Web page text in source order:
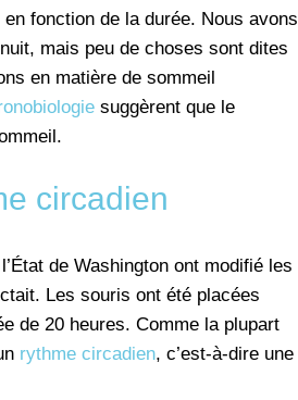
fonction de la durée. Nous avons
mais peu de choses sont dites
en matière de sommeil
suggèrent que le
circadien
de Washington ont modifié les
Les souris ont été placées
de 20 heures. Comme la plupart
rythme circadien, c’est-à-dire une